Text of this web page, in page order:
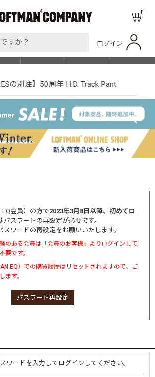
ログイン
SHOP LIST
の別注】50周年 H.D. Track Pant
EQ会員）の方で2023年3月8日以降、初めてロ
パスワードの再設定が必要です。
スワードの再設定をお願いいたします。
のある会員は「会員のお客様」よりログインして
要です。
EQ）での購買履歴はリセットされますので、ご
ます。
パスワード再設定
ワードを入力してログインしてください。